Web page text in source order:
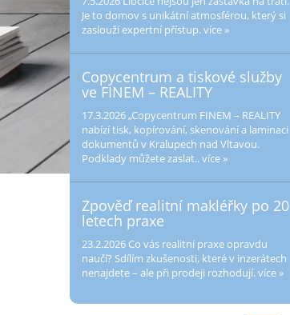
Je to domov s unikátní atmosférou, který si
zaslouží expertní přístup.více »
Copycentrum a tiskové služby
ve FINEM – REALITY
17.3.2026„Copycentrum FINEM – REALITY
nabízí tisk, kopírování, skenování a laminaci
dokumentů v Kralupech nad Vltavou.
Podklady můžete zaslat..více »
Zpověď realitní makléřky po 20
letech praxe
23.2.2026 Co vás realitní praxe opravdu
naučí? Sdílím zkušenosti, které v inzerátech
nenajdete – ale při prodeji rozhodují.více »